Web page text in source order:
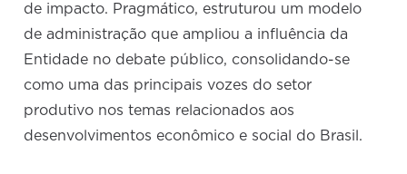
de impacto. Pragmático, estruturou um modelo
de administração que ampliou a influência da
Entidade no debate público, consolidando-se
como uma das principais vozes do setor
produtivo nos temas relacionados aos
desenvolvimentos econômico e social do Brasil.